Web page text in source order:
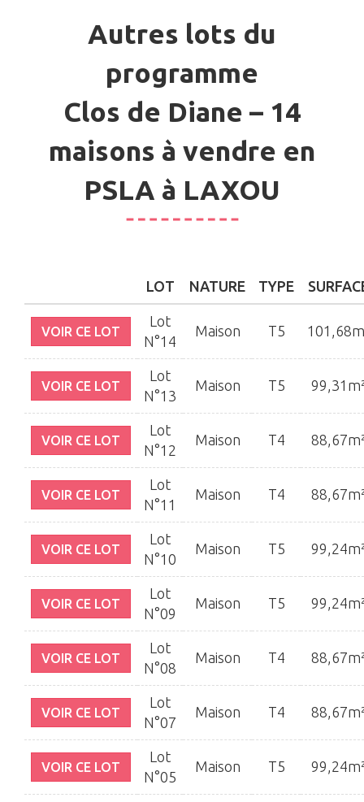
Autres lots du
programme
Clos de Diane – 14
maisons à vendre en
PSLA à LAXOU
LOT NATURE TYPE
VOIR CE LOT
Lot
N°14
Maison T5
VOIR CE LOT
Lot
N°13
Maison T5
VOIR CE LOT
Lot
N°12
Maison T4
VOIR CE LOT
Lot
N°11
Maison T4
VOIR CE LOT
Lot
N°10
Maison T5
VOIR CE LOT
Lot
N°09
Maison T5
VOIR CE LOT
Lot
N°08
Maison T4
VOIR CE LOT
Lot
N°07
Maison T4
VOIR CE LOT
Lot
N°05
Maison T5